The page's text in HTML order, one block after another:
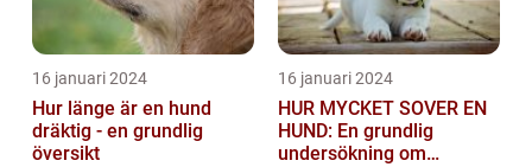
16 januari 2024
Hur länge är en hund
dräktig - en grundlig
översikt
16 januari 2024
HUR MYCKET SOVER EN
HUND: En grundlig
undersökning om